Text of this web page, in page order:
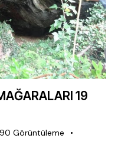
19
90 Görüntüleme